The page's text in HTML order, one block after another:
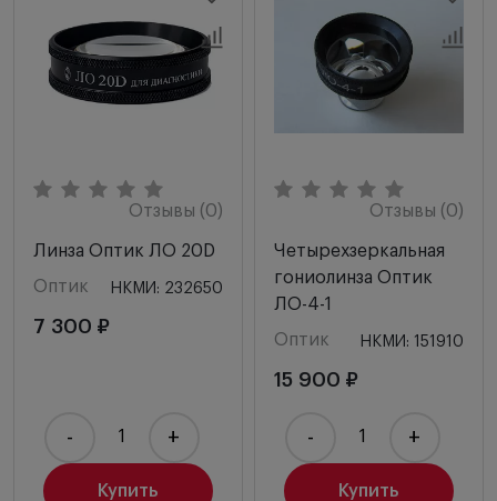
Отзывы (0)
Линза Оптик ЛО 20D
Оптик
НКМИ: 232650
7 300 ₽
Купить
- +
Отзывы (0)
Четырехзеркальная
гониолинза Оптик
ЛО-4-1
Оптик
НКМИ: 151910
15 900 ₽
Купить
- +